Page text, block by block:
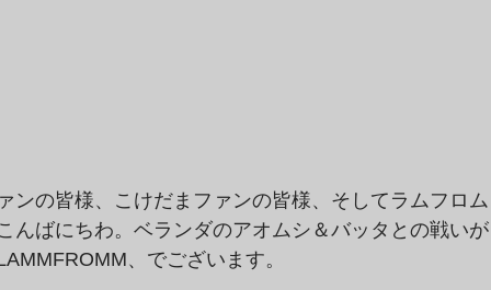
ンの皆様、こけだまファンの皆様、そしてラムフロ
んばにちわ。ベランダのアオムシ＆バッタとの戦い
、でございます。